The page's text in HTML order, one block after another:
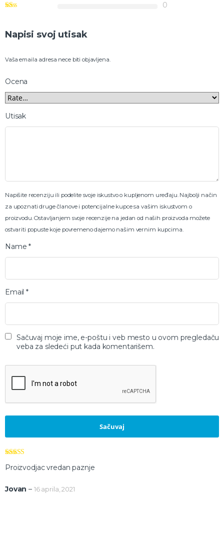
0
Napisi svoj utisak
Vaša emaila adresa nece biti objavljena.
Ocena
Utisak
Napišite recenziju ili podelite svoje iskustvo o kupljenom uređaju. Najbolji način
za upoznati druge članove i potencijalne kupce sa vašim iskustvom o
proizvodu. Ostavljanjem svoje recenzije na jedan od naših proizvoda možete
ostvariti popuste koje povremeno dajemo našim vernim kupcima.
Name*
Email*
Sačuvaj moje ime, e-poštu i veb mesto u ovom pregledaču
veba za sledeći put kada komentarišem.
od 5
Proizvodjac vredan paznje
Jovan – 16 aprila, 2021